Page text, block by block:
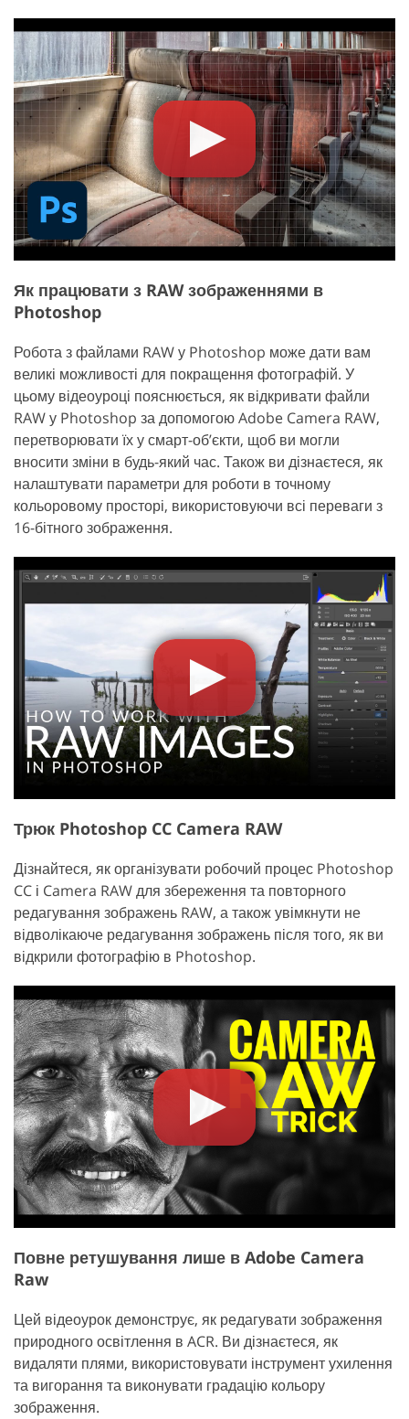
Як працювати з RAW зображеннями в
Photoshop
Робота з файлами RAW у Photoshop може дати вам
великі можливості для покращення фотографій. У
цьому відеоуроці пояснюється, як відкривати файли
RAW у Photoshop за допомогою Adobe Camera RAW,
перетворювати їх у смарт-об’єкти, щоб ви могли
вносити зміни в будь-який час. Також ви дізнаєтеся, як
налаштувати параметри для роботи в точному
кольоровому просторі, використовуючи всі переваги з
16-бітного зображення.
Трюк Photoshop CC Camera RAW
Дізнайтеся, як організувати робочий процес Photoshop
CC і Camera RAW для збереження та повторного
редагування зображень RAW, а також увімкнути не
відволікаюче редагування зображень після того, як ви
відкрили фотографію в Photoshop.
Повне ретушування лише в Adobe Camera
Raw
Цей відеоурок демонструє, як редагувати зображення
природного освітлення в ACR. Ви дізнаєтеся, як
видаляти плями, використовувати інструмент ухилення
та вигорання та виконувати градацію кольору
зображення.